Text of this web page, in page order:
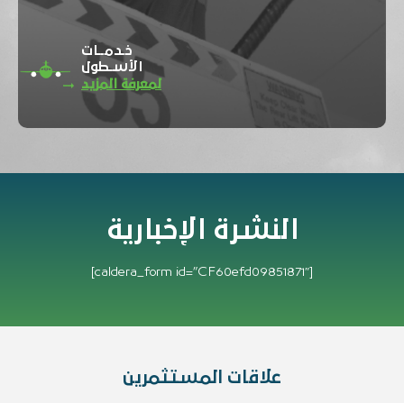
خـدمــات
الأسـطول
لمعرفة المزيد
النشرة الإخبارية
[caldera_form id=”CF60efd09851871″]
علاقات المستثمرين